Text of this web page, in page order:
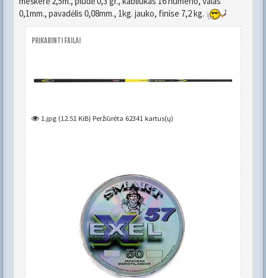
0,1mm., pavadėlis 0,08mm., 1kg. jauko, finise 7,2 kg.
Prikabinti failai
1.jpg (12.51 KiB) Peržiūrėta 62341 kartus(ų)